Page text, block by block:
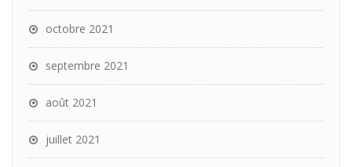
octobre 2021
septembre 2021
août 2021
juillet 2021